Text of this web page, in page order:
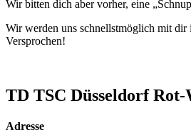
Wir bitten dich aber vorher, eine
Wir werden uns schnellstmöglich mit dir
Versprochen!
TD TSC Düsseldorf Rot-
Adresse